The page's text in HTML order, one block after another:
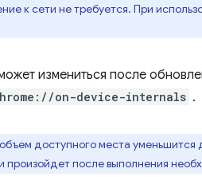
к сети не требуется. При
измениться после
on-device-internals .
объем доступного места
произойдет после выполнения